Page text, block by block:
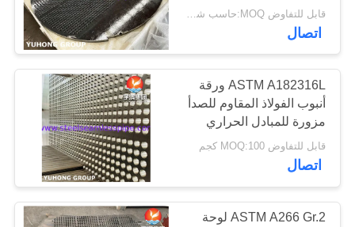
PRIVACY
POLICYأنبوب الإبرة
171
746
CONDENSER
TUBESHEET
قابل للتفاوض MOQ:حاسب شخصي 1
اتصال
ASTM A182316L ورقة
أنبوب الفولاذ المقاوم للصدأ
مزورة للمبادل الحراري
قابل للتفاوض MOQ:100 كجم
اتصال
ASTM A266 Gr.2 لوحة